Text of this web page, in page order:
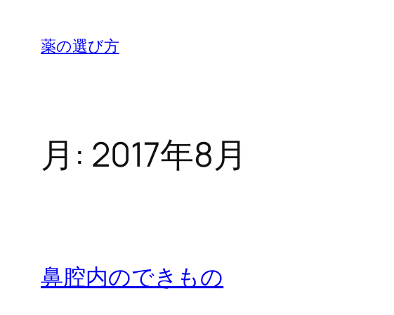
薬の選び方
月: 2017年8月
鼻腔内のできもの